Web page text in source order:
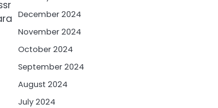
December 2024
November 2024
October 2024
September 2024
August 2024
July 2024